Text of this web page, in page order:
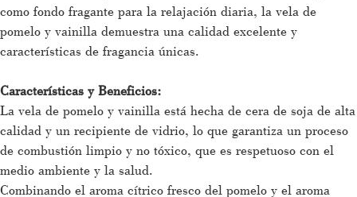
como fondo fragante para la relajación diaria, la vela de
pomelo y vainilla demuestra una calidad excelente y
características de fragancia únicas.
Características y Beneficios:
La vela de pomelo y vainilla está hecha de cera de soja de alta
calidad y un recipiente de vidrio, lo que garantiza un proceso
de combustión limpio y no tóxico, que es respetuoso con el
medio ambiente y la salud.
Combinando el aroma cítrico fresco del pomelo y el aroma